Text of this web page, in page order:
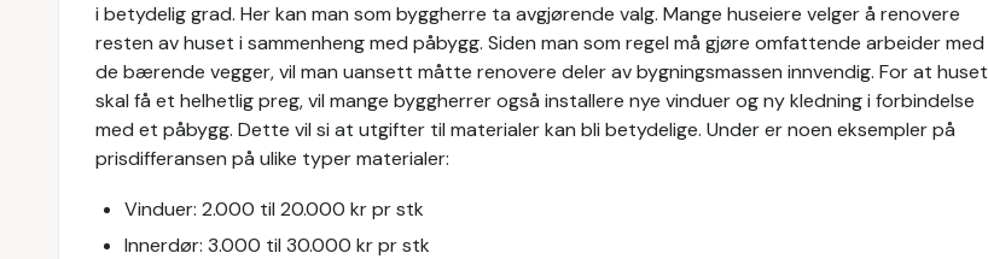
i betydelig grad. Her kan man som byggherre ta avgjørende valg. Mange huseiere velger å renovere
resten av huset i sammenheng med påbygg. Siden man som regel må gjøre omfattende arbeider med
de bærende vegger, vil man uansett måtte renovere deler av bygningsmassen innvendig. For at huset
skal få et helhetlig preg, vil mange byggherrer også installere nye vinduer og ny kledning i forbindelse
med et påbygg. Dette vil si at utgifter til materialer kan bli betydelige. Under er noen eksempler på
prisdifferansen på ulike typer materialer:
Vinduer: 2.000 til 20.000 kr pr stk
Innerdør: 3.000 til 30.000 kr pr stk